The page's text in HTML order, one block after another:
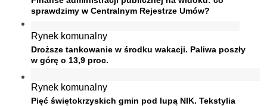
sprawdzimy w Centralnym Rejestrze Umów?
Rynek komunalny
Droższe tankowanie w środku wakacji. Paliwa poszły
w górę o 13,9 proc.
Rynek komunalny
Pięć świętokrzyskich gmin pod lupą NIK. Tekstylia